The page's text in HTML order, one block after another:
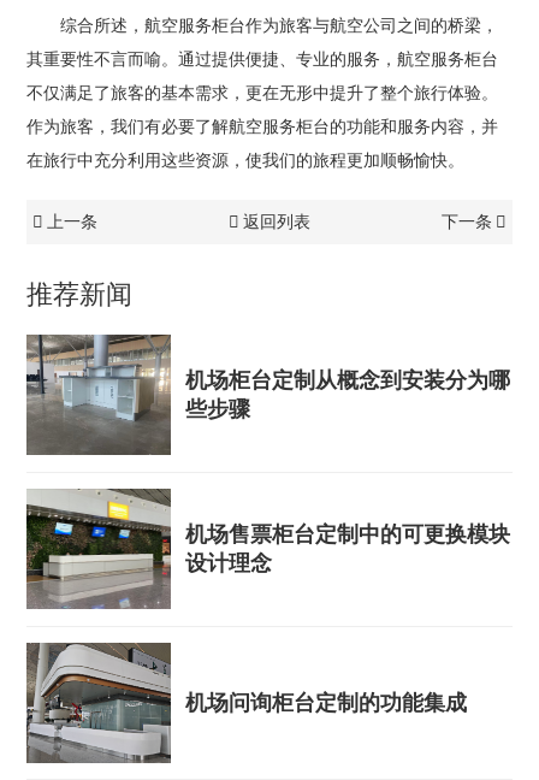
综合所述，航空服务柜台作为旅客与航空公司之间的桥梁，
其重要性不言而喻。通过提供便捷、专业的服务，航空服务柜台
不仅满足了旅客的基本需求，更在无形中提升了整个旅行体验。
作为旅客，我们有必要了解航空服务柜台的功能和服务内容，并
在旅行中充分利用这些资源，使我们的旅程更加顺畅愉快。
上一条 返回列表 下一条
推荐新闻
机场柜台定制从概念到安装分为哪
些步骤
机场售票柜台定制中的可更换模块
设计理念
机场问询柜台定制的功能集成